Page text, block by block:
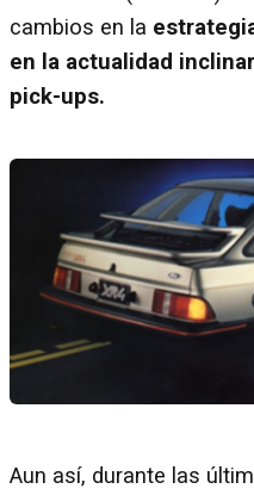
cambios en la
en la actualidad
pick-ups.
Aun así, durante las